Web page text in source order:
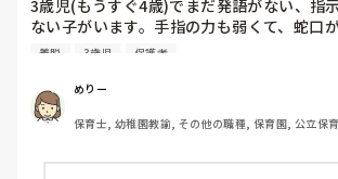
3歳児(もうすぐ4歳)でまだ発語がない、指
ない子がいます。手指の力も弱くて、蛇口
のマジックテープも剥がせず1人で着脱も難
入園してもう1年経つのに言葉でも写真や絵
通用しなくて、一日の流れも全く理解できて
今は少人数保育なので着いていてあげれま
着脱 3歳児 保護者
めりー
保育士, 幼稚園教諭, その他の職種, 保育園, 公立保